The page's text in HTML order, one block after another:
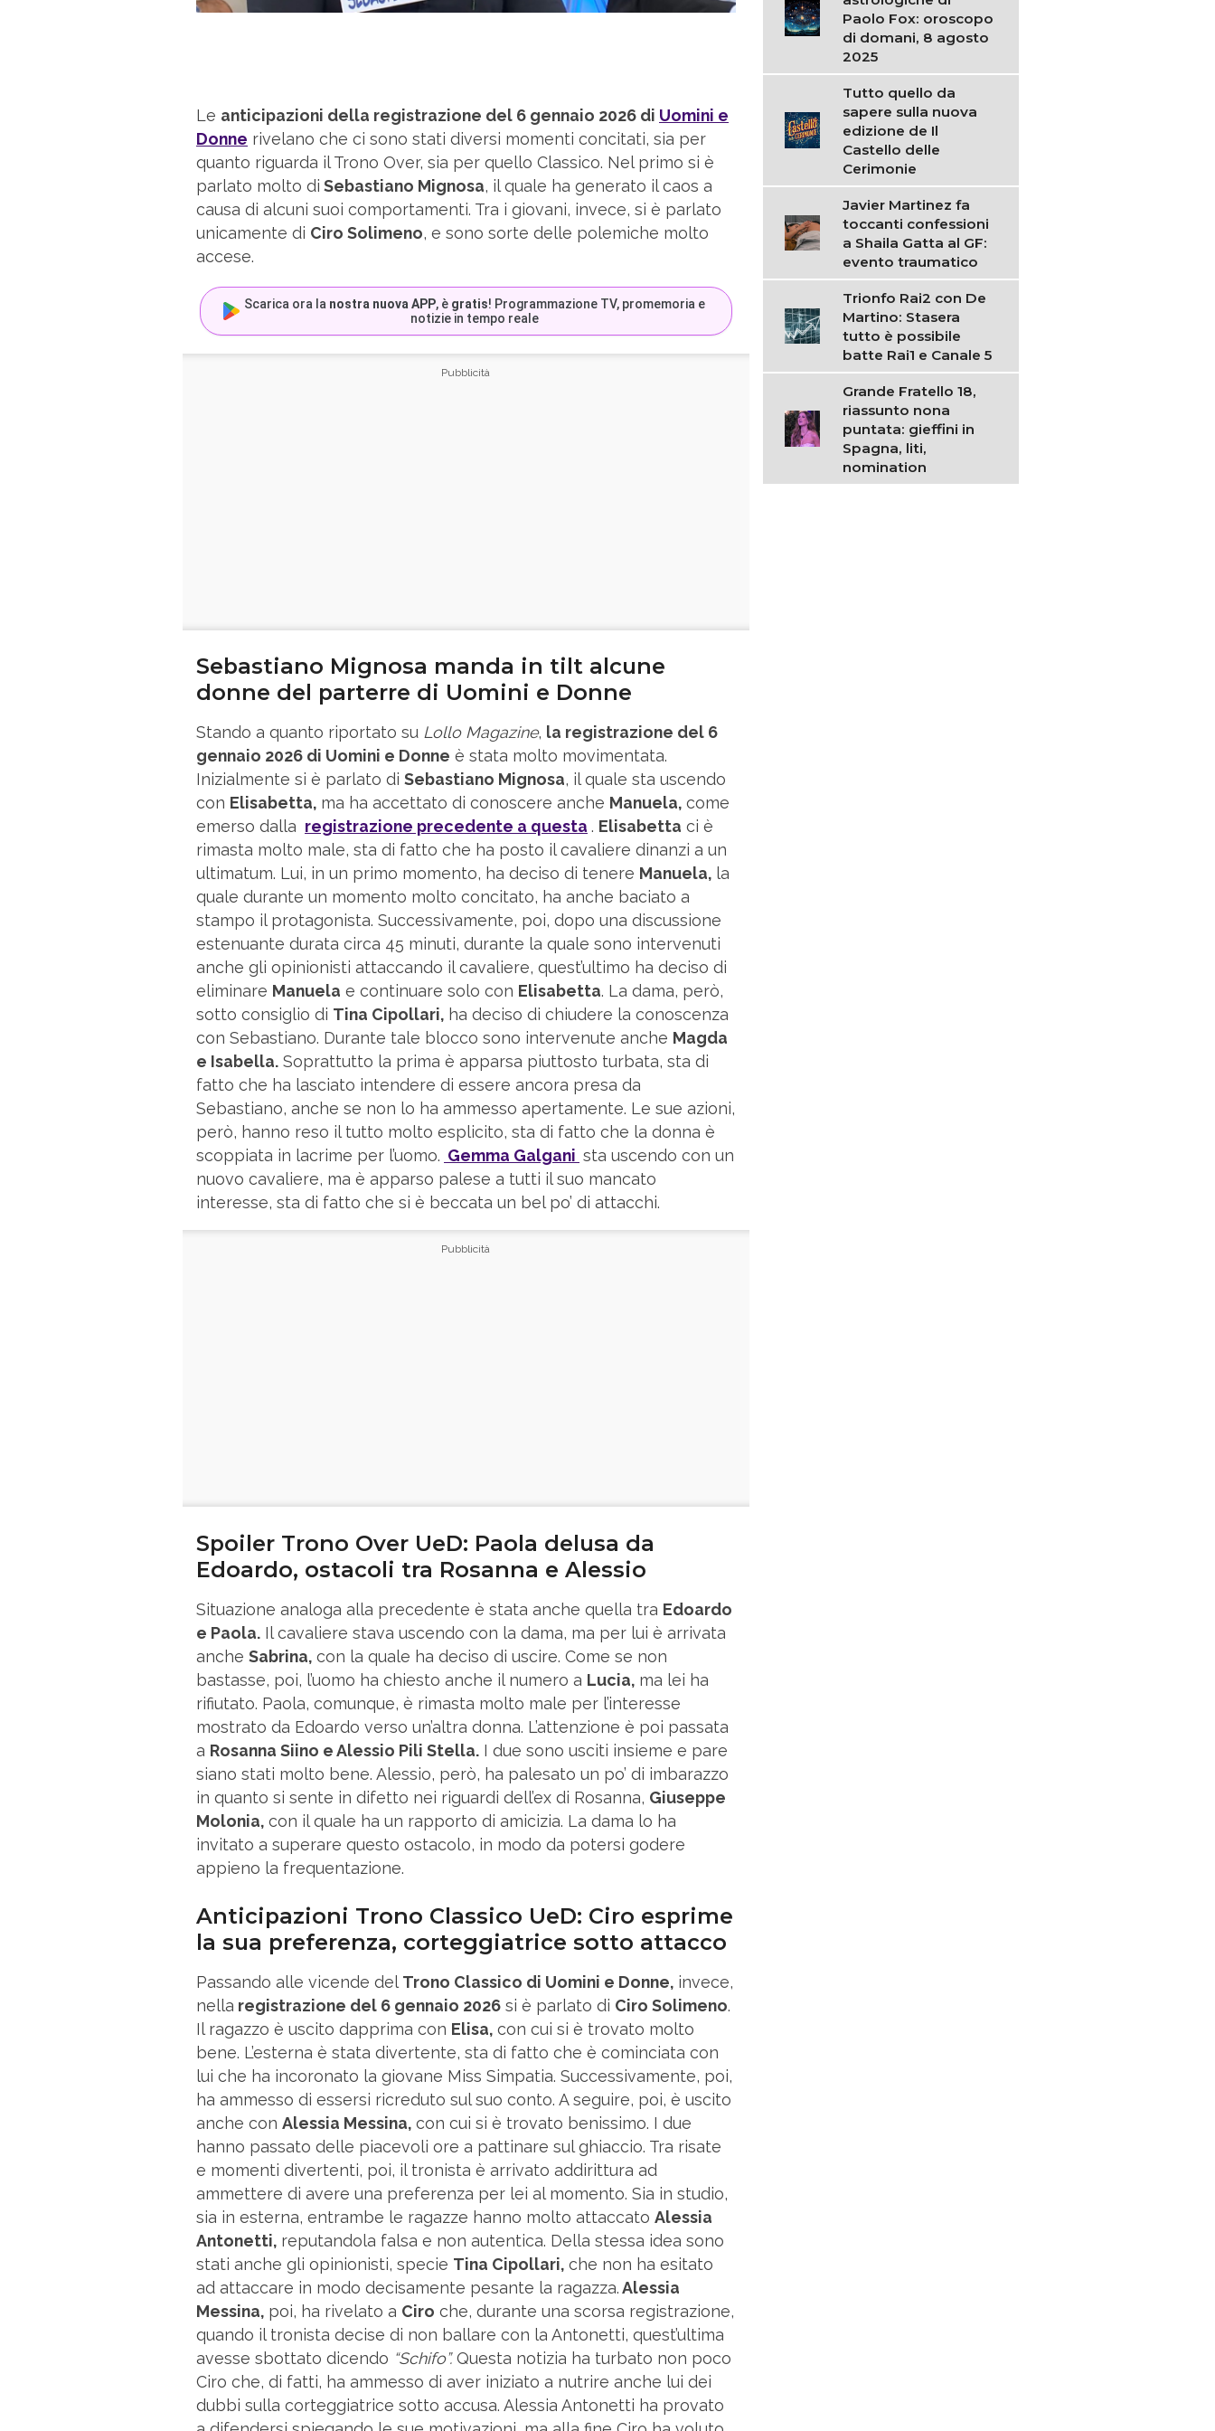
Le anticipazioni della registrazione del 6 gennaio 2026 di Uomini e
Donne rivelano che ci sono stati diversi momenti concitati, sia per
quanto riguarda il Trono Over, sia per quello Classico. Nel primo si è
parlato molto di Sebastiano Mignosa, il quale ha generato il caos a
causa di alcuni suoi comportamenti. Tra i giovani, invece, si è parlato
unicamente di Ciro Solimeno, e sono sorte delle polemiche molto
accese.
Scarica ora la nostra nuova APP, è gratis! Programmazione TV, promemoria e
notizie in tempo reale
Sebastiano Mignosa manda in tilt alcune
donne del parterre di Uomini e Donne
Stando a quanto riportato su Lollo Magazine, la registrazione del 6
gennaio 2026 di Uomini e Donne è stata molto movimentata.
Inizialmente si è parlato di Sebastiano Mignosa, il quale sta uscendo
con Elisabetta, ma ha accettato di conoscere anche Manuela, come
emerso dalla registrazione precedente a questa . Elisabetta ci è
rimasta molto male, sta di fatto che ha posto il cavaliere dinanzi a un
ultimatum. Lui, in un primo momento, ha deciso di tenere Manuela, la
quale durante un momento molto concitato, ha anche baciato a
stampo il protagonista. Successivamente, poi, dopo una discussione
estenuante durata circa 45 minuti, durante la quale sono intervenuti
anche gli opinionisti attaccando il cavaliere, quest’ultimo ha deciso di
eliminare Manuela e continuare solo con Elisabetta. La dama, però,
sotto consiglio di Tina Cipollari, ha deciso di chiudere la conoscenza
con Sebastiano. Durante tale blocco sono intervenute anche Magda
e Isabella. Soprattutto la prima è apparsa piuttosto turbata, sta di
fatto che ha lasciato intendere di essere ancora presa da
Sebastiano, anche se non lo ha ammesso apertamente. Le sue azioni,
però, hanno reso il tutto molto esplicito, sta di fatto che la donna è
scoppiata in lacrime per l’uomo. Gemma Galgani sta uscendo con un
nuovo cavaliere, ma è apparso palese a tutti il suo mancato
interesse, sta di fatto che si è beccata un bel po’ di attacchi.
Spoiler Trono Over UeD: Paola delusa da
Edoardo, ostacoli tra Rosanna e Alessio
Situazione analoga alla precedente è stata anche quella tra Edoardo
e Paola. Il cavaliere stava uscendo con la dama, ma per lui è arrivata
anche Sabrina, con la quale ha deciso di uscire. Come se non
bastasse, poi, l’uomo ha chiesto anche il numero a Lucia, ma lei ha
rifiutato. Paola, comunque, è rimasta molto male per l’interesse
mostrato da Edoardo verso un’altra donna. L’attenzione è poi passata
a Rosanna Siino e Alessio Pili Stella. I due sono usciti insieme e pare
siano stati molto bene. Alessio, però, ha palesato un po’ di imbarazzo
in quanto si sente in difetto nei riguardi dell’ex di Rosanna, Giuseppe
Molonia, con il quale ha un rapporto di amicizia. La dama lo ha
invitato a superare questo ostacolo, in modo da potersi godere
appieno la frequentazione.
Anticipazioni Trono Classico UeD: Ciro esprime
la sua preferenza, corteggiatrice sotto attacco
Passando alle vicende del Trono Classico di Uomini e Donne, invece,
nella registrazione del 6 gennaio 2026 si è parlato di Ciro Solimeno.
Il ragazzo è uscito dapprima con Elisa, con cui si è trovato molto
bene. L’esterna è stata divertente, sta di fatto che è cominciata con
lui che ha incoronato la giovane Miss Simpatia. Successivamente, poi,
ha ammesso di essersi ricreduto sul suo conto. A seguire, poi, è uscito
anche con Alessia Messina, con cui si è trovato benissimo. I due
hanno passato delle piacevoli ore a pattinare sul ghiaccio. Tra risate
e momenti divertenti, poi, il tronista è arrivato addirittura ad
ammettere di avere una preferenza per lei al momento. Sia in studio,
sia in esterna, entrambe le ragazze hanno molto attaccato Alessia
Antonetti, reputandola falsa e non autentica. Della stessa idea sono
stati anche gli opinionisti, specie Tina Cipollari, che non ha esitato
ad attaccare in modo decisamente pesante la ragazza.Alessia
Messina, poi, ha rivelato a Ciro che, durante una scorsa registrazione,
quando il tronista decise di non ballare con la Antonetti, quest’ultima
avesse sbottato dicendo “Schifo”.Questa notizia ha turbato non poco
Ciro che, di fatti, ha ammesso di aver iniziato a nutrire anche lui dei
dubbi sulla corteggiatrice sotto accusa. Alessia Antonetti ha provato
Paolo Fox: oroscopo
di domani, 8 agosto
2025
Tutto quello da
sapere sulla nuova
edizione de Il
Castello delle
Cerimonie
Javier Martinez fa
toccanti confessioni
a Shaila Gatta al GF:
evento traumatico
Trionfo Rai2 con De
Martino: Stasera
tutto è possibile
batte Rai1 e Canale 5
Grande Fratello 18,
riassunto nona
puntata: gieffini in
Spagna, liti,
nomination